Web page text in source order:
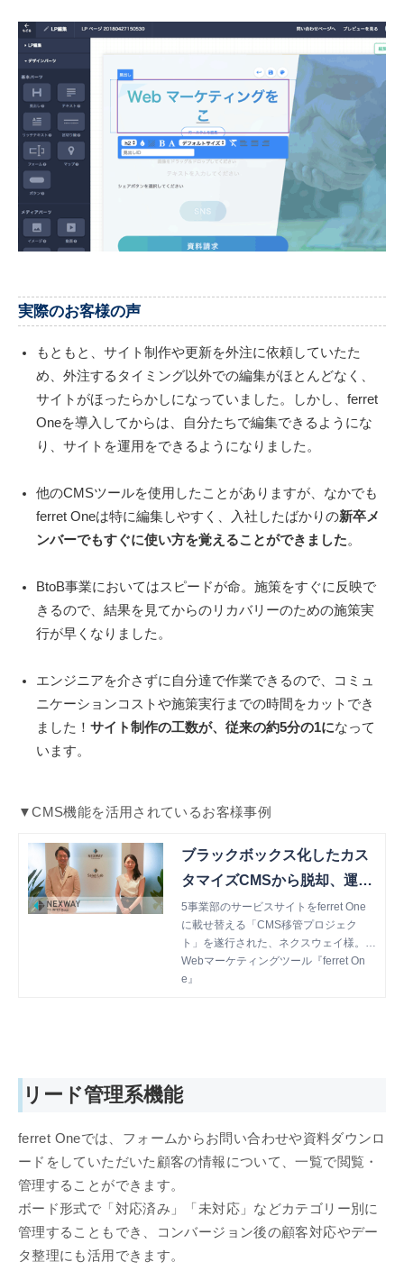
実際のお客様の声
もともと、サイト制作や更新を外注に依頼していたた
め、外注するタイミング以外での編集がほとんどなく、
サイトがほったらかしになっていました。しかし、ferret
Oneを導入してからは、自分たちで編集できるようにな
り、サイトを運用をできるようになりました。
他のCMSツールを使用したことがありますが、なかでも
ferret Oneは特に編集しやすく、入社したばかりの新卒メ
ンバーでもすぐに使い方を覚えることができました。
BtoB事業においてはスピードが命。施策をすぐに反映で
きるので、結果を見てからのリカバリーのための施策実
行が早くなりました。
エンジニアを介さずに自分達で作業できるので、コミュ
ニケーションコストや施策実行までの時間をカットでき
ました！ サイト制作の工数が、従来の約5分の1になって
います。
▼CMS機能を活用されているお客様事例
ブラックボックス化したカス
タマイズCMSから脱却、運用
負荷を85％軽減した「CMS移
管プロジェクト」の全貌
5事業部のサービスサイトをferret One
に載せ替える「CMS移管プロジェク
ト」を遂行された、ネクスウェイ様。な
ぜ移管をする必要があったのか？移管後
に得られた成果とは？プロジェクトを牽
Webマーケティングツール『ferret On
e』
リード管理系機能
ferret Oneでは、フォームからお問い合わせや資料ダウンロ
ードをしていただいた顧客の情報について、一覧で閲覧・
管理することができます。
ボード形式で「対応済み」「未対応」などカテゴリー別に
管理することもでき、コンバージョン後の顧客対応やデー
タ整理にも活用できます。